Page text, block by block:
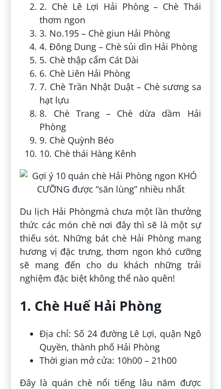
2. Chè Lê Lợi Hải Phòng – Chè Thái
thơm ngon
3. No.195 – Chè giun Hải Phòng
4. Đông Dung – Chè sủi dìn Hải Phòng
5. Chè thập cẩm Cát Dài
6. Chè Liên Hải Phòng
7. Chè Trần Nhật Duật – Chè sương sa
hạt lựu
8. Chè Trang – Chè dừa dầm Hải
Phòng
9. Chè Quỳnh Béo
10. Chè thái Hàng Kênh
Du lịch Hải Phòngmà chưa một lần thưởng
thức các món chè nơi đây thì sẽ là một sự
thiếu sót. Những bát chè Hải Phòng mang
hương vị đặc trưng, thơm ngon khó cưỡng
sẽ mang đến cho du khách những trải
nghiệm đặc biệt không thể nào quên!
1. Chè Huế Hải Phòng
Địa chỉ: Số 24 đường Lê Lợi, quận Ngô
Quyền, thành phố Hải Phòng
Thời gian mở cửa: 10h00 – 21h00
Đây là quán chè nổi tiếng lâu năm được